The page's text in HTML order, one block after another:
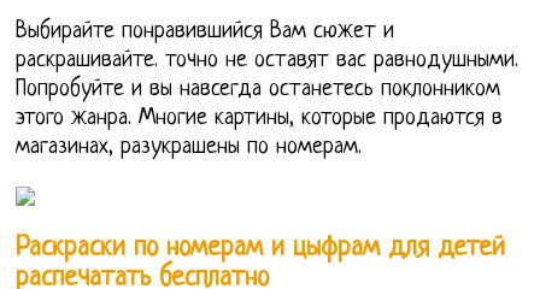
Выбирайте понравившийся Вам сюжет и
раскрашивайте. точно не оставят вас равнодушными.
Попробуйте и вы навсегда останетесь поклонником
этого жанра. Многие картины, которые продаются в
магазинах, разукрашены по номерам.
Раскраски по номерам и цыфрам для детей
распечатать бесплатно